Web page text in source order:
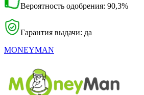
Вероятность одобрения: 90,3%
Гарантия выдачи: да
MONEYMAN